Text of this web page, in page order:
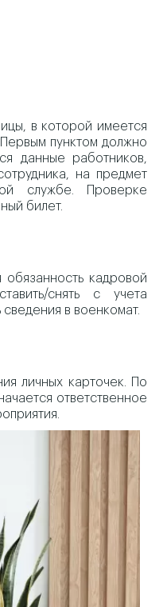
в которой имеется
пунктом должно
данные работников,
на предмет
службе. Проверке
билет.
обязанность кадровой
снять с учета
в военкомат.
личных карточек. По
ответственное